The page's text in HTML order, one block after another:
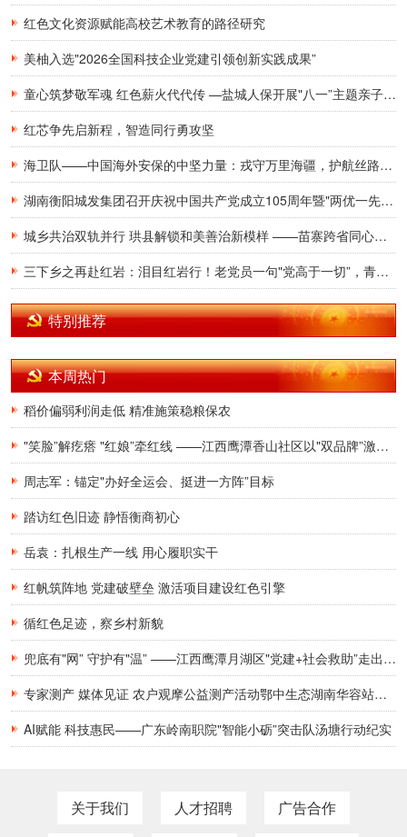
红色文化资源赋能高校艺术教育的路径研究
美柚入选"2026全国科技企业党建引领创新实践成果”
童心筑梦敬军魂 红色薪火代代传 —盐城人保开展"八一”主题亲子研学活动
红芯争先启新程，智造同行勇攻坚
海卫队——中国海外安保的中坚力量：戎守万里海疆，护航丝路征途
湖南衡阳城发集团召开庆祝中国共产党成立105周年暨"两优一先”表彰大会
城乡共治双轨并行 珙县解锁和美善治新模样 ——苗寨跨省同心筑家园 社区小厅盛满百姓温情
三下乡之再赴红岩：泪目红岩行！老党员一句"党高于一切”，青年志愿者潸然泪下
特别推荐
本周热门
稻价偏弱利润走低 精准施策稳粮保农
"笑脸”解疙瘩 "红娘”牵红线 ——江西鹰潭香山社区以"双品牌”激活基层治理一池春水
周志军：锚定"办好全运会、挺进一方阵”目标
踏访红色旧迹 静悟衡商初心
岳袁：扎根生产一线 用心履职实干
红帆筑阵地 党建破壁垒 激活项目建设红色引擎
循红色足迹，察乡村新貌
兜底有"网” 守护有"温” ——江西鹰潭月湖区"党建+社会救助”走出精准服务新路
专家测产 媒体见证 农户观摩公益测产活动鄂中生态湖南华容站——水稻亩增产148斤
AI赋能 科技惠民——广东岭南职院"智能小砺”突击队汤塘行动纪实
关于我们 人才招聘 广告合作